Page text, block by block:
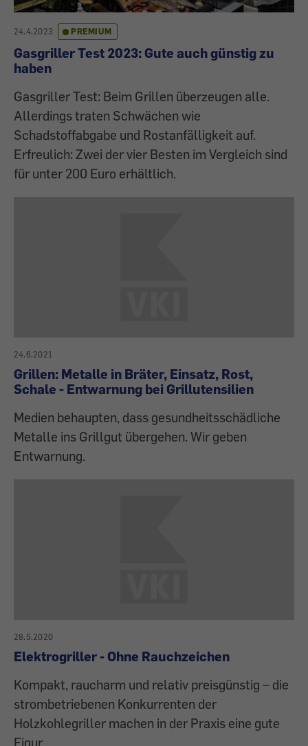
24.4.2023 PREMIUM
Gasgriller Test 2023: Gute auch günstig zu
haben
Gasgriller Test: Beim Grillen überzeugen alle.
Allerdings traten Schwächen wie
Schadstoffabgabe und Rostanfälligkeit auf.
Erfreulich: Zwei der vier Besten im Vergleich sind
für unter 200 Euro erhältlich.
24.6.2021
Grillen: Metalle in Bräter, Einsatz, Rost,
Schale - Entwarnung bei Grillutensilien
Medien behaupten, dass gesundheitsschädliche
Metalle ins Grillgut übergehen. Wir geben
Entwarnung.
28.5.2020
Elektrogriller - Ohne Rauchzeichen
Kompakt, raucharm und relativ preisgünstig – die
strombetriebenen Konkurrenten der
Holzkohlegriller machen in der Praxis eine gute
Figur.